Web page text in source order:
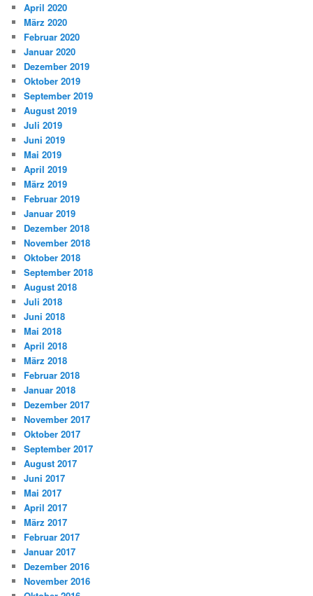
April 2020
März 2020
Februar 2020
Januar 2020
Dezember 2019
Oktober 2019
September 2019
August 2019
Juli 2019
Juni 2019
Mai 2019
April 2019
März 2019
Februar 2019
Januar 2019
Dezember 2018
November 2018
Oktober 2018
September 2018
August 2018
Juli 2018
Juni 2018
Mai 2018
April 2018
März 2018
Februar 2018
Januar 2018
Dezember 2017
November 2017
Oktober 2017
September 2017
August 2017
Juni 2017
Mai 2017
April 2017
März 2017
Februar 2017
Januar 2017
Dezember 2016
November 2016